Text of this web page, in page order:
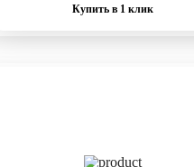
Купить в 1 клик